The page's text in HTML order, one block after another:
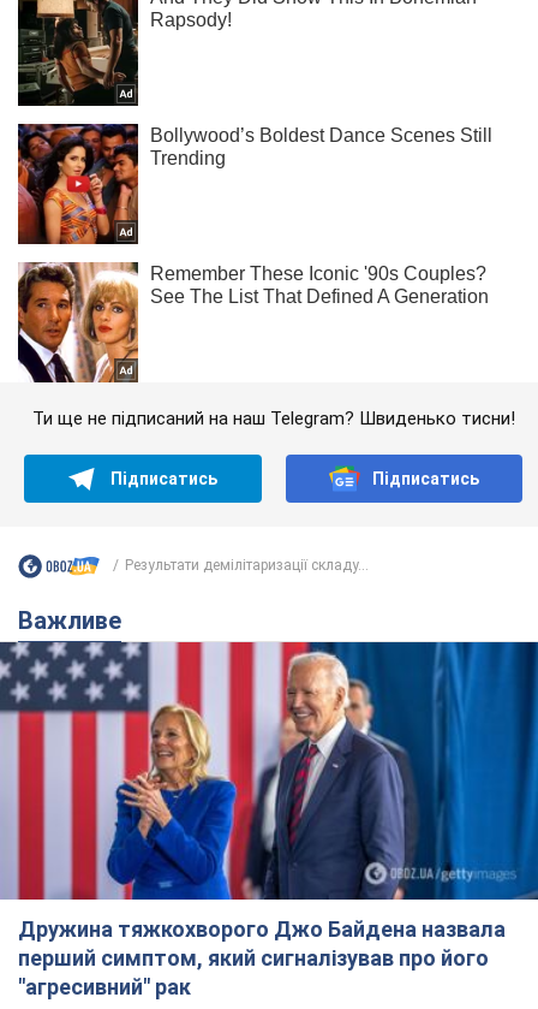
Ти ще не підписаний на наш Telegram? Швиденько тисни!
Підписатись Підписатись
Результати демілітаризації складу...
Важливе
Дружина тяжкохворого Джо Байдена назвала
перший симптом, який сигналізував про його
"агресивний" рак